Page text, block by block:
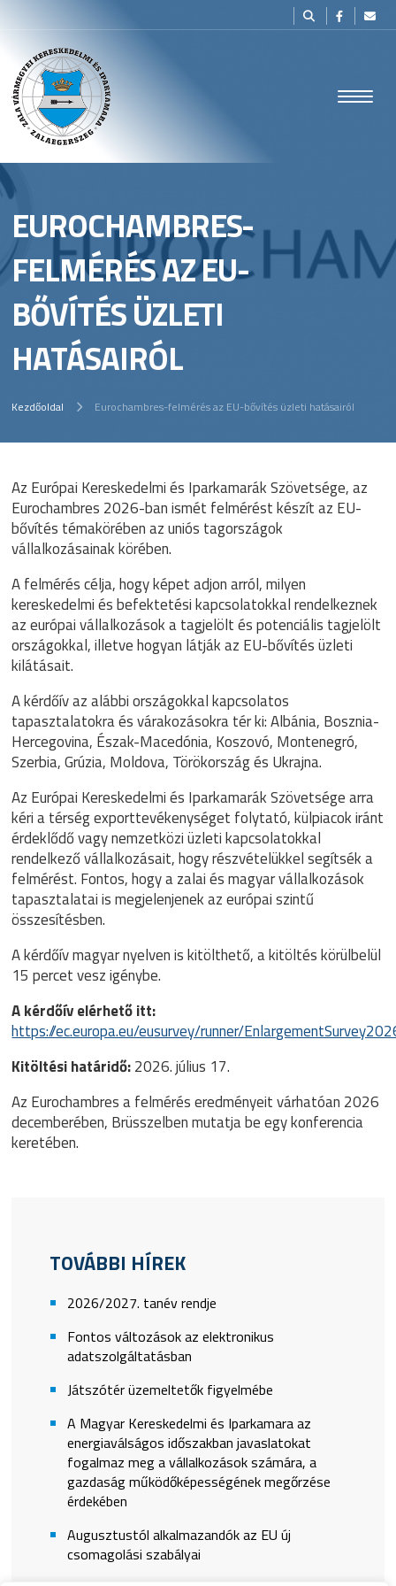
EUROCHAMBRES-
FELMÉRÉS AZ EU-
BŐVÍTÉS ÜZLETI
HATÁSAIRÓL
Kezdőoldal Eurochambres-felmérés az EU-bővítés üzleti hatásairól
Az Európai Kereskedelmi és Iparkamarák Szövetsége, az
Eurochambres 2026-ban ismét felmérést készít az EU-
bővítés témakörében az uniós tagországok
vállalkozásainak körében.
A felmérés célja, hogy képet adjon arról, milyen
kereskedelmi és befektetési kapcsolatokkal rendelkeznek
az európai vállalkozások a tagjelölt és potenciális tagjelölt
országokkal, illetve hogyan látják az EU-bővítés üzleti
kilátásait.
A kérdőív az alábbi országokkal kapcsolatos
tapasztalatokra és várakozásokra tér ki: Albánia, Bosznia-
Hercegovina, Észak-Macedónia, Koszovó, Montenegró,
Szerbia, Grúzia, Moldova, Törökország és Ukrajna.
Az Európai Kereskedelmi és Iparkamarák Szövetsége arra
kéri a térség exporttevékenységet folytató, külpiacok iránt
érdeklődő vagy nemzetközi üzleti kapcsolatokkal
rendelkező vállalkozásait, hogy részvételükkel segítsék a
felmérést. Fontos, hogy a zalai és magyar vállalkozások
tapasztalatai is megjelenjenek az európai szintű
összesítésben.
A kérdőív magyar nyelven is kitölthető, a kitöltés körülbelül
15 percet vesz igénybe.
A kérdőív elérhető itt:
https://ec.europa.eu/eusurvey/runner/
Kitöltési határidő:2026. július 17.
Az Eurochambres a felmérés eredményeit várhatóan 2026
decemberében, Brüsszelben mutatja be egy konferencia
keretében.
TOVÁBBI HÍREK
2026/2027. tanév rendje
Fontos változások az elektronikus
adatszolgáltatásban
Játszótér üzemeltetők figyelmébe
A Magyar Kereskedelmi és Iparkamara az
energiaválságos időszakban javaslatokat
fogalmaz meg a vállalkozások számára, a
gazdaság működőképességének megőrzése
érdekében
Augusztustól alkalmazandók az EU új
csomagolási szabályai